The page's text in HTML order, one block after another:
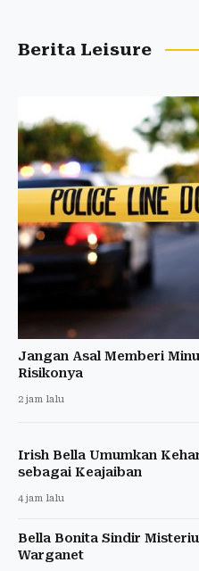
Berita Leisure
Jangan Asal Memberi
Risikonya
2 jam lalu
Irish Bella Umumkan
sebagai Keajaiban
4 jam lalu
Bella Bonita Sindir
Warganet